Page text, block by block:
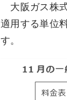
大阪ガス株
適用する単位
す。